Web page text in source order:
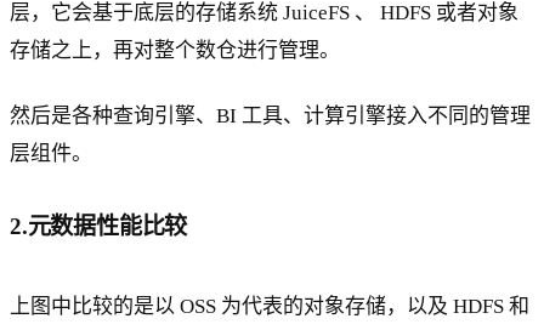
层，它会基于底层的存储系统 JuiceFS 、 HDFS 或者对象
存储之上，再对整个数仓进行管理。
然后是各种查询引擎、BI 工具、计算引擎接入不同的管理
层组件。
2.元数据性能比较
上图中比较的是以 OSS 为代表的对象存储，以及 HDFS 和